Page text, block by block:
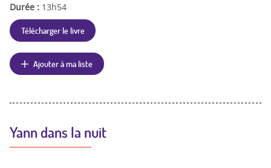
Durée : 13h54
Télécharger le livre
Ajouter à ma liste
Yann dans la nuit